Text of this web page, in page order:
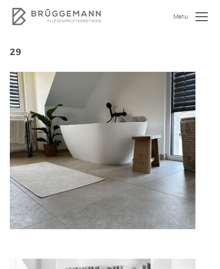
Menu
SHOWROOM
WOHNEN
BAD
KÜCHE
GEWERBEOBJEKTE
SONSTIGE
WAND- UND FUSSBODENHEIZUNG
29